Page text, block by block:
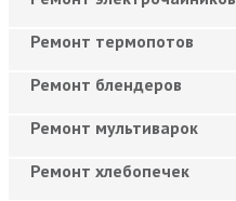
Ремонт термопотов
Ремонт блендеров
Ремонт мультиварок
Ремонт хлебопечек